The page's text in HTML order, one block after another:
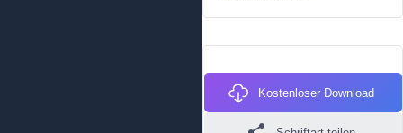
Kostenloser Download